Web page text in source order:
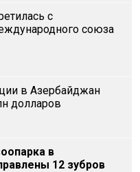
с
союза
в Азербайджан
долларов
в
12 зубров